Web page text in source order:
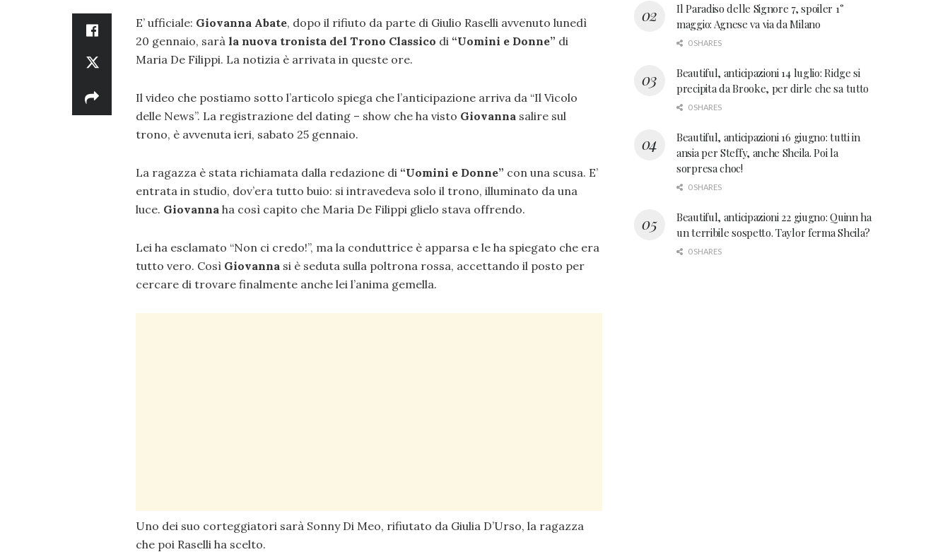
E’ ufficiale: Giovanna Abate, dopo il rifiuto da parte di Giulio Raselli avvenuto lunedì
20 gennaio, sarà la nuova tronista del Trono Classico di “Uomini e Donne” di
Maria De Filippi. La notizia è arrivata in queste ore.
Il video che postiamo sotto l’articolo spiega che l’anticipazione arriva da “Il Vicolo
delle News”. La registrazione del dating – show che ha visto Giovanna salire sul
trono, è avvenuta ieri, sabato 25 gennaio.
La ragazza è stata richiamata dalla redazione di “Uomini e Donne” con una scusa. E’
entrata in studio, dov’era tutto buio: si intravedeva solo il trono, illuminato da una
luce. Giovanna ha così capito che Maria De Filippi glielo stava offrendo.
Lei ha esclamato “Non ci credo!”, ma la conduttrice è apparsa e le ha spiegato che era
tutto vero. Così Giovanna si è seduta sulla poltrona rossa, accettando il posto per
cercare di trovare finalmente anche lei l’anima gemella.
Uno dei suo corteggiatori sarà Sonny Di Meo, rifiutato da Giulia D’Urso, la ragazza
che poi Raselli ha scelto.
Il Paradiso delle Signore 7, spoiler 1°
maggio: Agnese va via da Milano
0 SHARES
Beautiful, anticipazioni 14 luglio: Ridge si
precipita da Brooke, per dirle che sa tutto
0 SHARES
Beautiful, anticipazioni 16 giugno: tutti in
ansia per Steffy, anche Sheila. Poi la
sorpresa choc!
0 SHARES
Beautiful, anticipazioni 22 giugno: Quinn ha
un terribile sospetto. Taylor ferma Sheila?
0 SHARES